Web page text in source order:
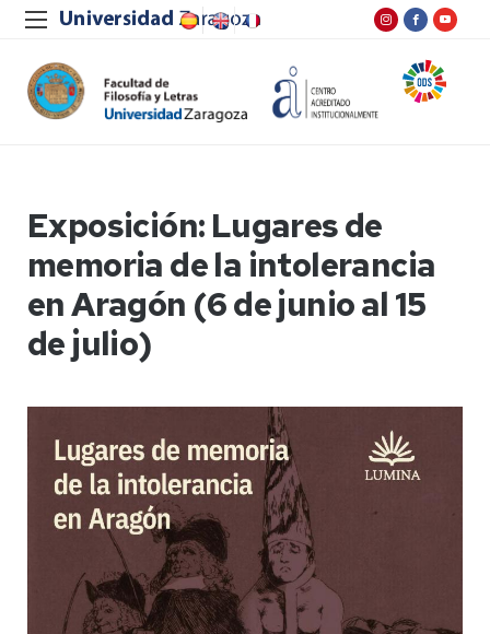
Exposición: Lugares de
memoria de la intolerancia
en Aragón (6 de junio al 15
de julio)